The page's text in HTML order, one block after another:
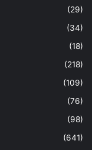
(29)
(34)
(18)
(218)
(109)
(76)
(98)
(641)